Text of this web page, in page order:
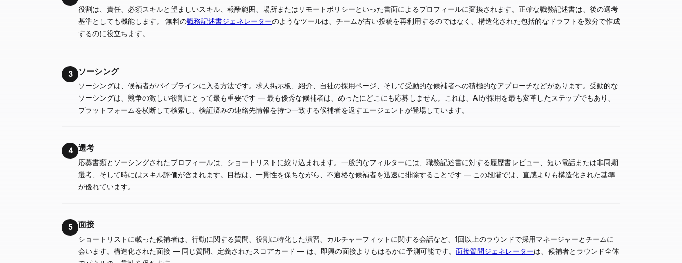
役割は、責任、必須スキルと望ましいスキル、報酬範囲、場所またはリモートポリシーといった書面によるプロフィールに変換されます。正確な職務記述書は、後の選考
基準としても機能します。 無料の職務記述書ジェネレーターのようなツールは、チームが古い投稿を再利用するのではなく、構造化された包括的なドラフトを数分で作成
するのに役立ちます。
3 ソーシング
ソーシングは、候補者がパイプラインに入る方法です。求人掲示板、紹介、自社の採用ページ、そして受動的な候補者への積極的なアプローチなどがあります。受動的な
ソーシングは、競争の激しい役割にとって最も重要です — 最も優秀な候補者は、めったにどこにも応募しません。これは、AIが採用を最も変革したステップでもあり、
プラットフォームを横断して検索し、検証済みの連絡先情報を持つ一致する候補者を返すエージェントが登場しています。
4 選考
応募書類とソーシングされたプロフィールは、ショートリストに絞り込まれます。一般的なフィルターには、職務記述書に対する履歴書レビュー、短い電話または非同期
選考、そして時にはスキル評価が含まれます。目標は、一貫性を保ちながら、不適格な候補者を迅速に排除することです — この段階では、直感よりも構造化された基準
が優れています。
5 面接
ショートリストに載った候補者は、行動に関する質問、役割に特化した演習、カルチャーフィットに関する会話など、1回以上のラウンドで採用マネージャーとチームに
会います。構造化された面接 — 同じ質問、定義されたスコアカード — は、即興の面接よりもはるかに予測可能です。 面接質問ジェネレーターは、候補者とラウンド全体